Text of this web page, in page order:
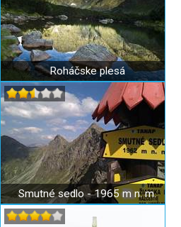
Roháčske plesá
Smutné sedlo - 1965 m n. m.